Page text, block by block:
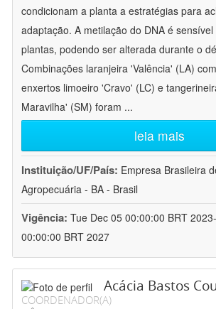
condicionam a planta a estratégias para
adaptação. A metilação do DNA é
plantas, podendo ser alterada durante o
Combinações laranjeira 'Valência' (LA)
enxertos limoeiro 'Cravo' (LC) e
Maravilha' (SM) foram ...
leia mais
Instituição/UF/País: Empresa Brasileira
Agropecuária - BA - Brasil
Vigência: Tue Dec 05 00:00:00 BRT
00:00:00 BRT 2027
Acácia Bastos
COORDENADOR(A)